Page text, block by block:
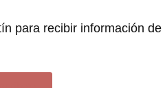
para recibir información de